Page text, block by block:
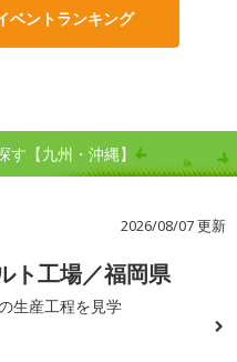
ベントランキング
【九州・沖縄】
2026/08/07 更新
ト工場／福岡県
生産工程を見学